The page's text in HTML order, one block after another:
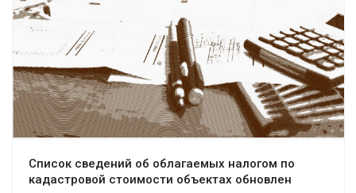
Список сведений об облагаемых налогом по
кадастровой стоимости объектах обновлен